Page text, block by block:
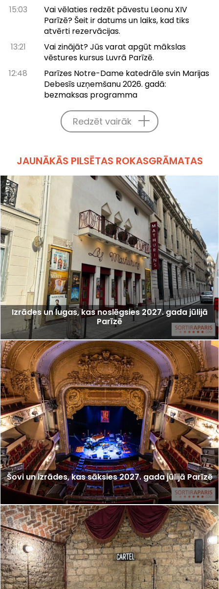
15:03
Vai vēlaties redzēt pāvestu Leonu XIV
Parīzē? Šeit ir datums un laiks, kad tiks
atvērti rezervācijas.
13:21
Vai zinājāt? Jūs varat apgūt mākslas
vēstures kursus Luvrā Parīzē.
12:48
Parīzes Notre-Dame katedrāle svin Marijas
Debesīs uzņemšanu 2026. gadā:
bezmaksas programma
Redzēt vairāk
JAUNĀKĀS PILSĒTAS ROKASGRĀMATAS
Izrādes un lugas, kas noslēgsies 2027. gada jūlijā
Parīzē
Šovi un izrādes, kas sāksies 2027. gada jūlijā Parīzē